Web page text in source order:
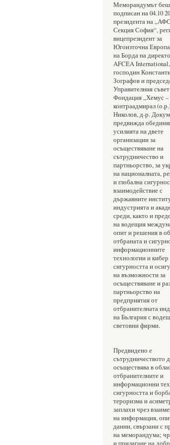
Меморандумът
подписан на 04.10
президента на
Секция София“,
вицепрезидент за
Югоизточна
на Борда на
AFCEA International,
господин
Зографов и
Управителния
Фондация „Хемус –
контраадмирал
Николов, д-р.
предвижда
усилията на двете
организации за
осъществяване на
сътрудничество и
партньорство, за
на националната,
и глобална
взаимодействие с
държавните
индустрията и
среди, както и
на водещия
опит и решения в
отбраната и
информационните
технологии и кибер
сигурността и
на възможности за
осъществяване и
партньорство на
предприятия от
отбранителната
на България с
световни фирми.
Предвидено е
сътрудничеството
осъществява в
отбранителните и
информационни
сигурността и
тероризма и
заплахи чрез
на информация,
данни, свързани с
на меморандума;
и прилагане на